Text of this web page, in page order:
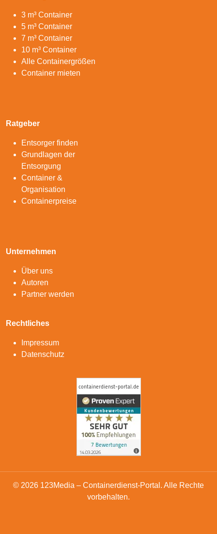
3 m³ Container
5 m³ Container
7 m³ Container
10 m³ Container
Alle Containergrößen
Container mieten
Ratgeber
Entsorger finden
Grundlagen der
Entsorgung
Container &
Organisation
Containerpreise
Unternehmen
Über uns
Autoren
Partner werden
Rechtliches
Impressum
Datenschutz
© 2026 123Media – Containerdienst-Portal. Alle Rechte
vorbehalten.